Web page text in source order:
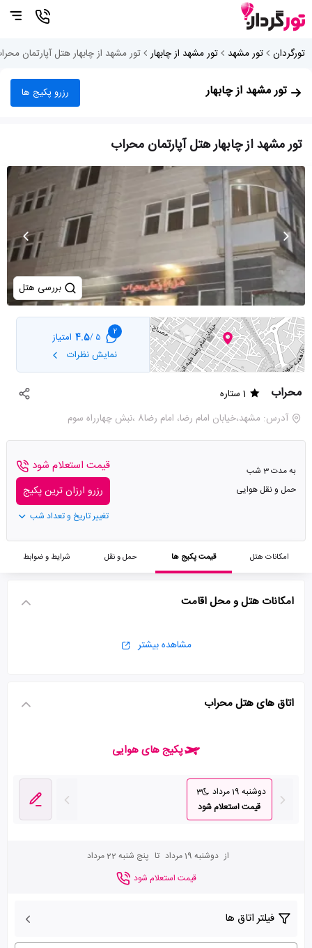
تورگردان تور مشهد تور مشهد از چابهار تور مشهد از چابهار هتل آپارتمان
تور مشهد از چابهار رزرو پکیج ها
تور مشهد از چابهار هتل آپارتمان محراب
بررسی هتل
2
5 /
4.5 امتیاز
نمایش نظرات
محراب
1 ستاره
آدرس: مشهد،خیابان امام رضا، امام رضا8 ،نبش چهارراه سوم
به مدت 3 شب
حمل و نقل هوایی
قیمت استعلام شود
رزرو ارزان ترین پکیج
تغییر تاریخ و تعداد شب
امکانات هتل قیمت پکیج ها حمل و نقل شرایط و ضوابط
امکانات هتل و محل اقامت
مشاهده بیشتر
اتاق های هتل محراب
پکیج های هوایی
دوشنبه 19 مرداد
3
قیمت استعلام شود
از دوشنبه 19 مرداد تا پنج شنبه 22 مرداد
قیمت استعلام شود
فیلتر اتاق ها